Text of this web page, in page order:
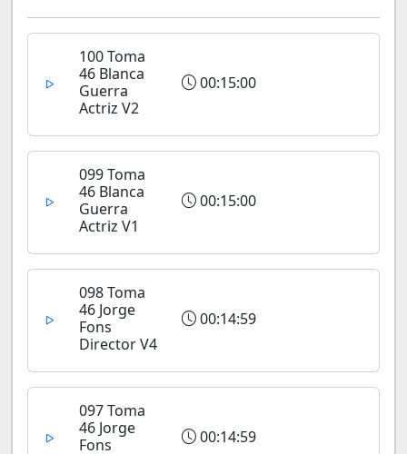
100 Toma
46 Blanca
Guerra
Actriz V2
00:15:00
099 Toma
46 Blanca
Guerra
Actriz V1
00:15:00
098 Toma
46 Jorge
Fons
Director V4
00:14:59
097 Toma
46 Jorge
Fons
00:14:59